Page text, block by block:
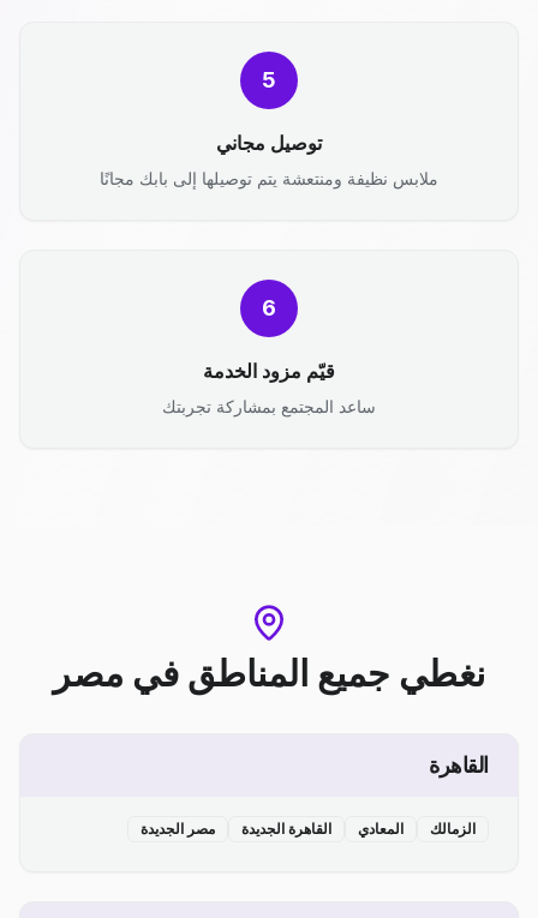
5
توصيل مجاني
ملابس نظيفة ومنتعشة يتم توصيلها إلى بابك مجانًا
6
قيّم مزود الخدمة
ساعد المجتمع بمشاركة تجربتك
نغطي جميع المناطق في مصر
القاهرة
الزمالك المعادي القاهرة الجديدة مصر الجديدة